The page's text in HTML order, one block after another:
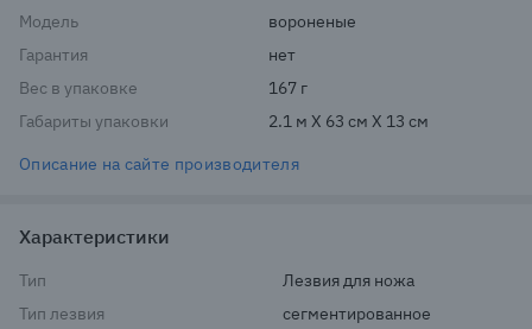
Модель
во­ро­не­ные
Гарантия
нет
Вес в упаковке
167 г
Габариты упаковки
2.1 м X 63 см X 13 см
Описание на сайте производителя
Характеристики
Тип
Лезвия для ножа
Тип лезвия
сегментированное